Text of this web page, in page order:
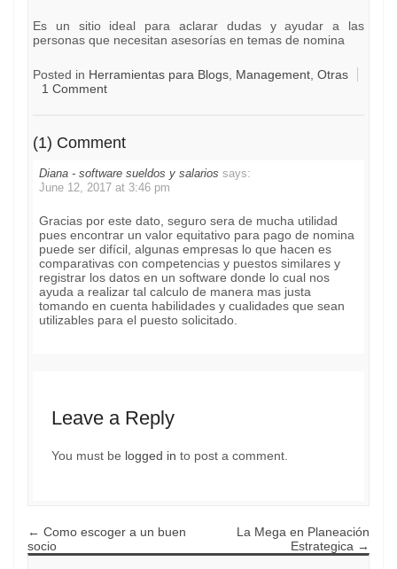
Es un sitio ideal para aclarar dudas y ayudar a las
personas que necesitan asesorías en temas de nomina
Posted in Herramientas para Blogs Management Otras
1 Comment
(1) Comment
Diana - software sueldos y salarios says:
June 12, 2017 at 3:46 pm
Gracias por este dato, seguro sera de mucha utilidad
pues encontrar un valor equitativo para pago de nomina
puede ser difícil, algunas empresas lo que hacen es
comparativas con competencias y puestos similares y
registrar los datos en un software donde lo cual nos
ayuda a realizar tal calculo de manera mas justa
tomando en cuenta habilidades y cualidades que sean
utilizables para el puesto solicitado.
Leave a Reply
You must be logged in to post a comment.
← Como escoger a un buen
socio
La Mega en Planeación
Estrategica →